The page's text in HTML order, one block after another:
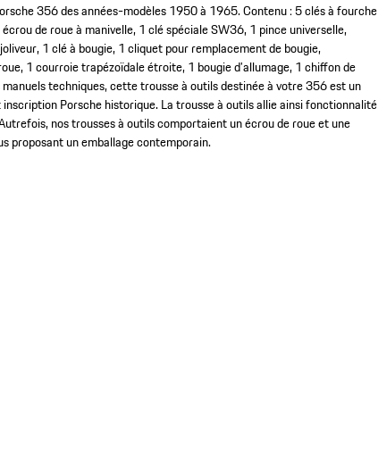
356 des années-modèles 1950 à 1965. Contenu : 5 clés à fourche
de roue à manivelle, 1 clé spéciale SW36, 1 pince universelle,
1 clé à bougie, 1 cliquet pour remplacement de bougie,
1 courroie trapézoïdale étroite, 1 bougie d’allumage, 1 chiffon de
techniques, cette trousse à outils destinée à votre 356 est un
Porsche historique. La trousse à outils allie ainsi fonctionnalité
nos trousses à outils comportaient un écrou de roue et une
proposant un emballage contemporain.